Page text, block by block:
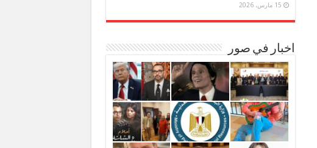
15 مارس، 2026
اخبار في صور